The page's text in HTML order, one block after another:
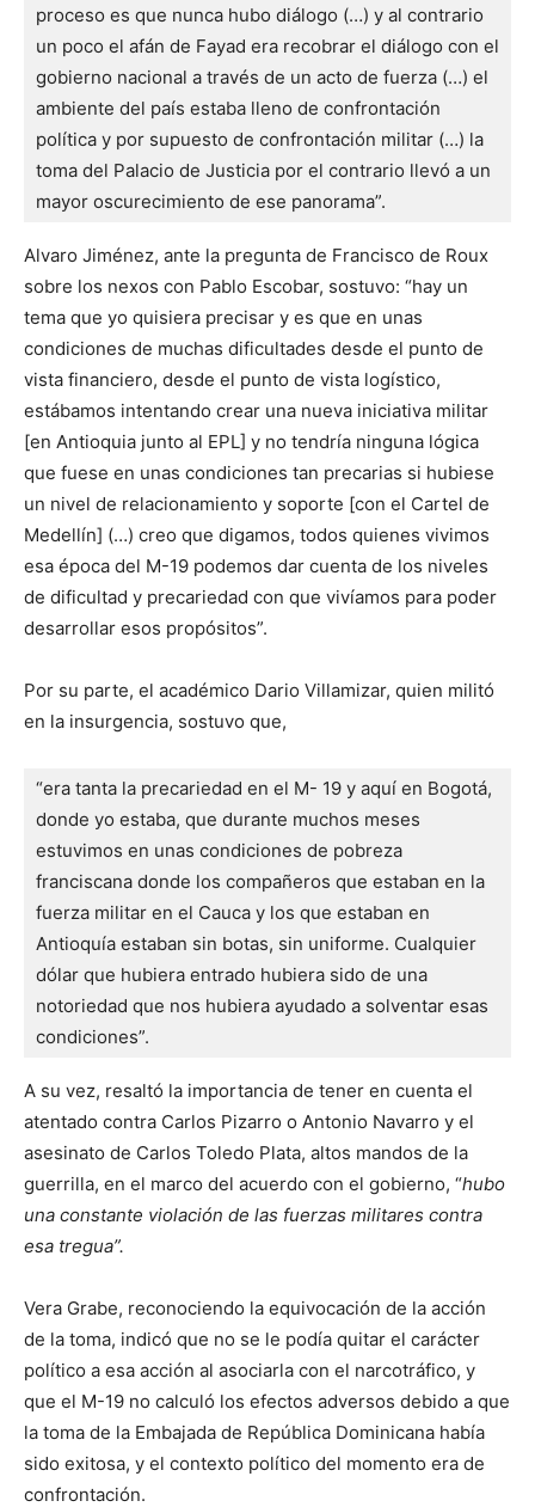
proceso es que nunca hubo diálogo (…) y al contrario
un poco el afán de Fayad era recobrar el diálogo con el
gobierno nacional a través de un acto de fuerza (…) el
ambiente del país estaba lleno de confrontación
política y por supuesto de confrontación militar (…) la
toma del Palacio de Justicia por el contrario llevó a un
mayor oscurecimiento de ese panorama”.
Alvaro Jiménez, ante la pregunta de Francisco de Roux
sobre los nexos con Pablo Escobar, sostuvo: “hay un
tema que yo quisiera precisar y es que en unas
condiciones de muchas dificultades desde el punto de
vista financiero, desde el punto de vista logístico,
estábamos intentando crear una nueva iniciativa militar
[en Antioquia junto al EPL] y no tendría ninguna lógica
que fuese en unas condiciones tan precarias si hubiese
un nivel de relacionamiento y soporte [con el Cartel de
Medellín] (…) creo que digamos, todos quienes vivimos
esa época del M-19 podemos dar cuenta de los niveles
de dificultad y precariedad con que vivíamos para poder
desarrollar esos propósitos”.
Por su parte, el académico Dario Villamizar, quien militó
en la insurgencia, sostuvo que,
“era tanta la precariedad en el M- 19 y aquí en Bogotá,
donde yo estaba, que durante muchos meses
estuvimos en unas condiciones de pobreza
franciscana donde los compañeros que estaban en la
fuerza militar en el Cauca y los que estaban en
Antioquía estaban sin botas, sin uniforme. Cualquier
dólar que hubiera entrado hubiera sido de una
notoriedad que nos hubiera ayudado a solventar esas
condiciones”.
A su vez, resaltó la importancia de tener en cuenta el
atentado contra Carlos Pizarro o Antonio Navarro y el
asesinato de Carlos Toledo Plata, altos mandos de la
guerrilla, en el marco del acuerdo con el gobierno, “hubo
una constante violación de las fuerzas militares contra
esa tregua”.
Vera Grabe, reconociendo la equivocación de la acción
de la toma, indicó que no se le podía quitar el carácter
político a esa acción al asociarla con el narcotráfico, y
que el M-19 no calculó los efectos adversos debido a que
la toma de la Embajada de República Dominicana había
sido exitosa, y el contexto político del momento era de
confrontación.